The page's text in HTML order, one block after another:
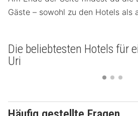
Gäste – sowohl zu den Hotels als
Die beliebtesten Hotels für
Uri